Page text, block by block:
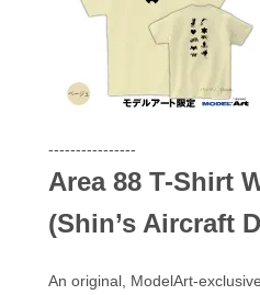
----------------
Area 88 T-Shirt
(Shin’s Aircraft
An original, ModelArt-